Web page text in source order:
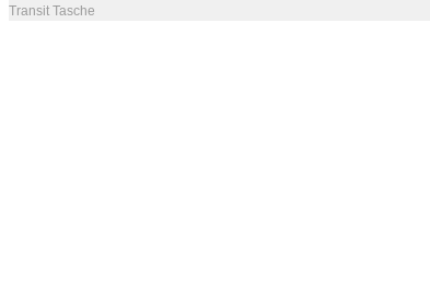
Transit Tasche